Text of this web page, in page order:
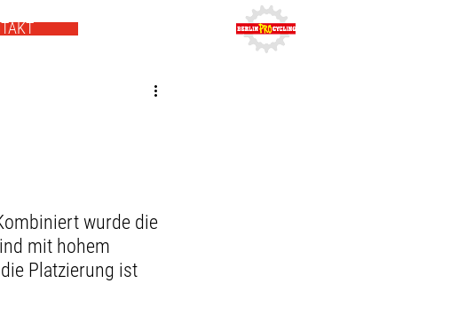
wurde die
mit hohem
Platzierung ist